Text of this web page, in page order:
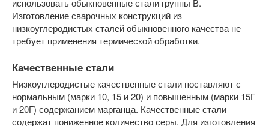
Изготовление сварочных конструкций из
низкоуглеродистых сталей обыкновенного качества не
требует применения термической обработки.
Качественные стали
Низкоуглеродистые качественные стали поставляют с
нормальным (марки 10, 15 и 20) и повышенным (марки 15Г
и 20Г) содержанием марганца. Качественные стали
содержат пониженное количество серы. Для изготовления